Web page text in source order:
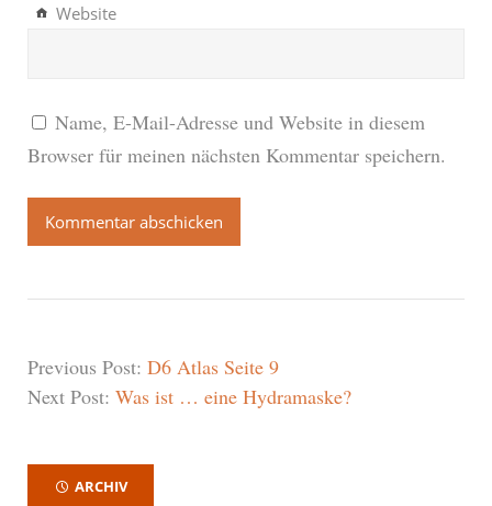
Website
Name, E-Mail-Adresse und Website in diesem
Browser für meinen nächsten Kommentar speichern.
Previous Post: D6 Atlas Seite 9
Next Post: Was ist … eine Hydramaske?
ARCHIV